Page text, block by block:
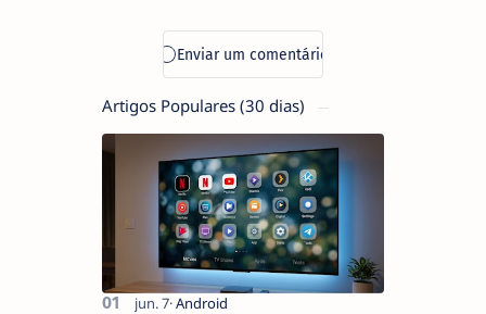
Artigos Populares (30 dias)